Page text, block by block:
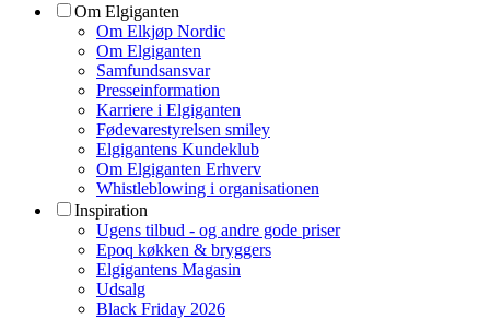
Om Elgiganten
Om Elkjøp Nordic
Om Elgiganten
Samfundsansvar
Presseinformation
Karriere i Elgiganten
Fødevarestyrelsen smiley
Elgigantens Kundeklub
Om Elgiganten Erhverv
Whistleblowing i organisationen
Inspiration
Ugens tilbud - og andre gode priser
Epoq køkken & bryggers
Elgigantens Magasin
Udsalg
Black Friday 2026